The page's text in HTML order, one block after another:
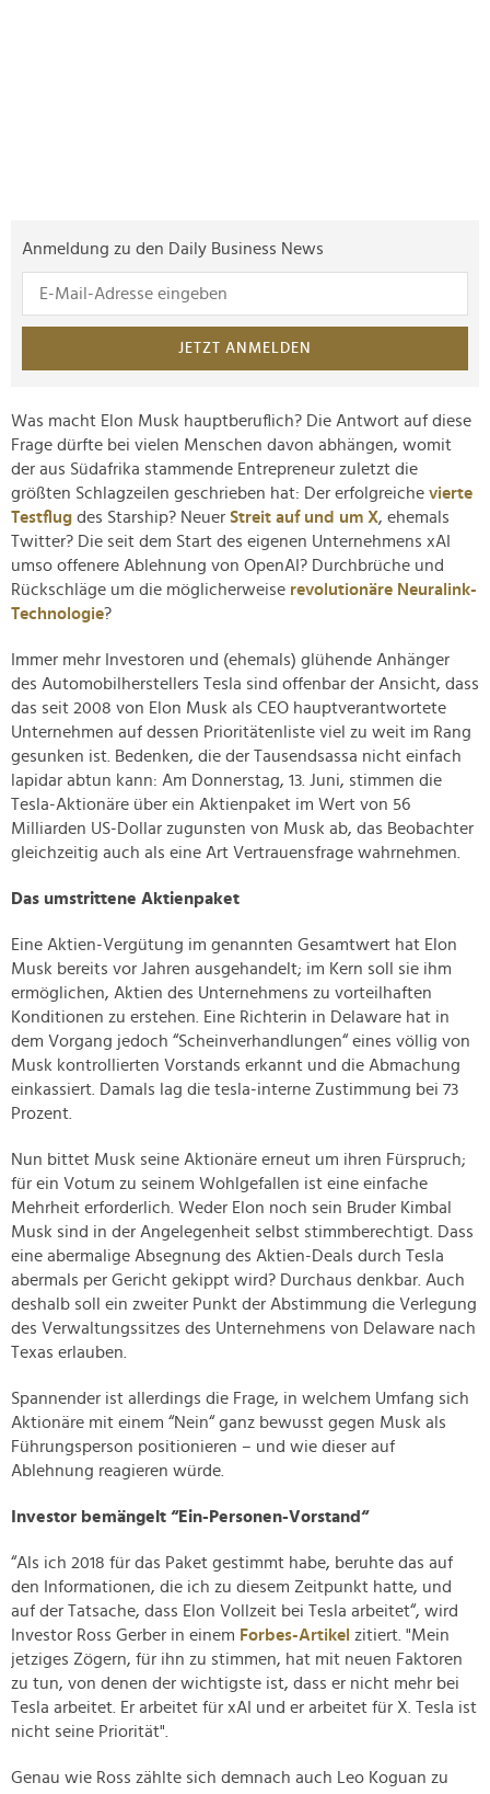
Anmeldung zu den Daily Business News
JETZT ANMELDEN
Was macht Elon Musk hauptberuflich? Die Antwort auf diese
Frage dürfte bei vielen Menschen davon abhängen, womit
der aus Südafrika stammende Entrepreneur zuletzt die
größten Schlagzeilen geschrieben hat: Der erfolgreiche vierte
Testflug des Starship? Neuer Streit auf und um X, ehemals
Twitter? Die seit dem Start des eigenen Unternehmens xAI
umso offenere Ablehnung von OpenAI? Durchbrüche und
Rückschläge um die möglicherweise revolutionäre Neuralink-
Technologie?
Immer mehr Investoren und (ehemals) glühende Anhänger
des Automobilherstellers Tesla sind offenbar der Ansicht, dass
das seit 2008 von Elon Musk als CEO hauptverantwortete
Unternehmen auf dessen Prioritätenliste viel zu weit im Rang
gesunken ist. Bedenken, die der Tausendsassa nicht einfach
lapidar abtun kann: Am Donnerstag, 13. Juni, stimmen die
Tesla-Aktionäre über ein Aktienpaket im Wert von 56
Milliarden US-Dollar zugunsten von Musk ab, das Beobachter
gleichzeitig auch als eine Art Vertrauensfrage wahrnehmen.
Das umstrittene Aktienpaket
Eine Aktien-Vergütung im genannten Gesamtwert hat Elon
Musk bereits vor Jahren ausgehandelt; im Kern soll sie ihm
ermöglichen, Aktien des Unternehmens zu vorteilhaften
Konditionen zu erstehen. Eine Richterin in Delaware hat in
dem Vorgang jedoch “Scheinverhandlungen“ eines völlig von
Musk kontrollierten Vorstands erkannt und die Abmachung
einkassiert. Damals lag die tesla-interne Zustimmung bei 73
Prozent.
Nun bittet Musk seine Aktionäre erneut um ihren Fürspruch;
für ein Votum zu seinem Wohlgefallen ist eine einfache
Mehrheit erforderlich. Weder Elon noch sein Bruder Kimbal
Musk sind in der Angelegenheit selbst stimmberechtigt. Dass
eine abermalige Absegnung des Aktien-Deals durch Tesla
abermals per Gericht gekippt wird? Durchaus denkbar. Auch
deshalb soll ein zweiter Punkt der Abstimmung die Verlegung
des Verwaltungssitzes des Unternehmens von Delaware nach
Texas erlauben.
Spannender ist allerdings die Frage, in welchem Umfang sich
Aktionäre mit einem “Nein“ ganz bewusst gegen Musk als
Führungsperson positionieren – und wie dieser auf
Ablehnung reagieren würde.
Investor bemängelt “Ein-Personen-Vorstand“
“Als ich 2018 für das Paket gestimmt habe, beruhte das auf
den Informationen, die ich zu diesem Zeitpunkt hatte, und
auf der Tatsache, dass Elon Vollzeit bei Tesla arbeitet“, wird
Investor Ross Gerber in einem Forbes-Artikel zitiert. "Mein
jetziges Zögern, für ihn zu stimmen, hat mit neuen Faktoren
zu tun, von denen der wichtigste ist, dass er nicht mehr bei
Tesla arbeitet. Er arbeitet für xAI und er arbeitet für X. Tesla ist
nicht seine Priorität".
Genau wie Ross zählte sich demnach auch Leo Koguan zu